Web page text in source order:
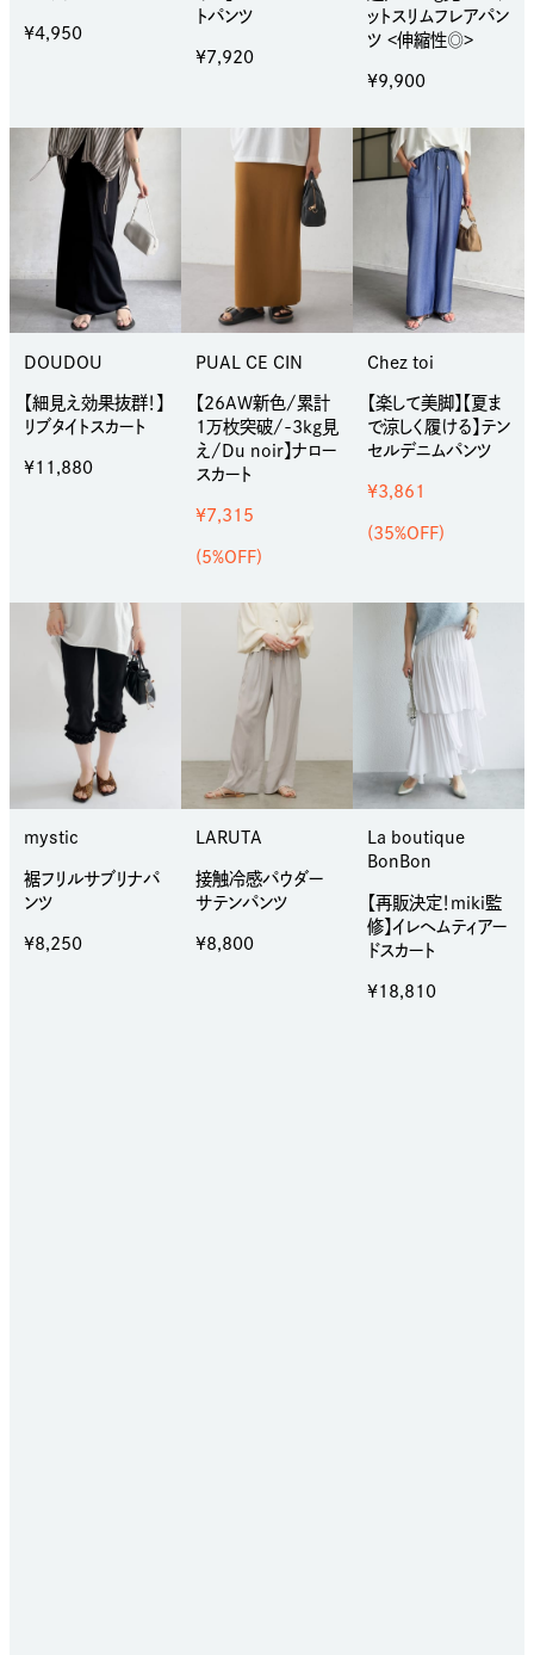
¥4,950
トパンツ
¥7,920
ットスリムフレアパン
ツ <伸縮性◎>
¥9,900
DOUDOU
【細見え効果抜群！】
リブタイトスカート
¥11,880
PUAL CE CIN
【26AW新色/累計
1万枚突破/-3kg見
え/Du noir】ナロー
スカート
¥7,315
(5%OFF)
Chez toi
【楽して美脚】【夏ま
で涼しく履ける】テン
セルデニムパンツ
¥3,861
(35%OFF)
mystic
裾フリルサブリナパ
ンツ
¥8,250
LARUTA
接触冷感パウダー
サテンパンツ
¥8,800
La boutique
BonBon
【再販決定！miki監
修】イレヘムティアー
ドスカート
¥18,810